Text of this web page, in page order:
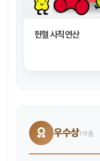
헌혈 사칙연산
우수상1작품